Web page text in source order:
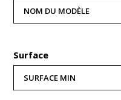
Surface